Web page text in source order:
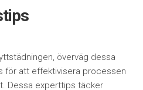
överväg dessa
för att effektivisera processen
Dessa experttips täcker